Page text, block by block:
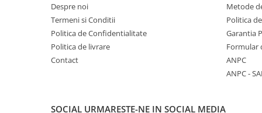
Despre noi
Termeni si Conditii
Politica de Confidentialitate
Politica de livrare
Contact
Metode
Politica
Garantia
Formular
ANPC
ANPC -
SOCIAL URMARESTE-NE IN SOCIAL MEDIA